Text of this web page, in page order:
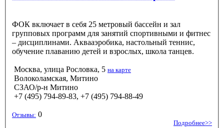
ФОК включает в себя 25 метровый бассейн и зал
групповых программ для занятий спортивными и фитнес
– дисциплинами. Аквааэробика, настольный теннис,
обучение плаванию детей и взрослых, школа танцев.
Москва, улица Рословка, 5 на карте
Волоколамская, Митино
СЗАО/р-н Митино
+7 (495) 794-89-83, +7 (495) 794-88-49
Отзывы: 0
Подробнее>>